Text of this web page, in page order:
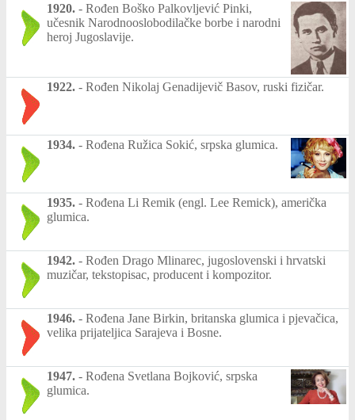
1920. - Rođen Boško Palkovljević Pinki,
učesnik Narodnooslobodilačke borbe i narodni
heroj Jugoslavije.
1922. - Rođen Nikolaj Genadijevič Basov, ruski fizičar.
1934. - Rođena Ružica Sokić, srpska glumica.
1935. - Rođena Li Remik (engl. Lee Remick), američka
glumica.
1942. - Rođen Drago Mlinarec, jugoslovenski i hrvatski
muzičar, tekstopisac, producent i kompozitor.
1946. - Rođena Jane Birkin, britanska glumica i pjevačica,
velika prijateljica Sarajeva i Bosne.
1947. - Rođena Svetlana Bojković, srpska
glumica.